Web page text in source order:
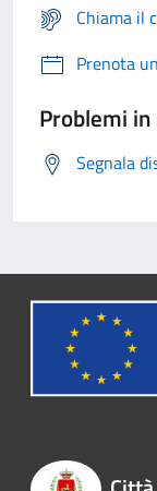
Chiama il
Prenota
Problemi
Segnala